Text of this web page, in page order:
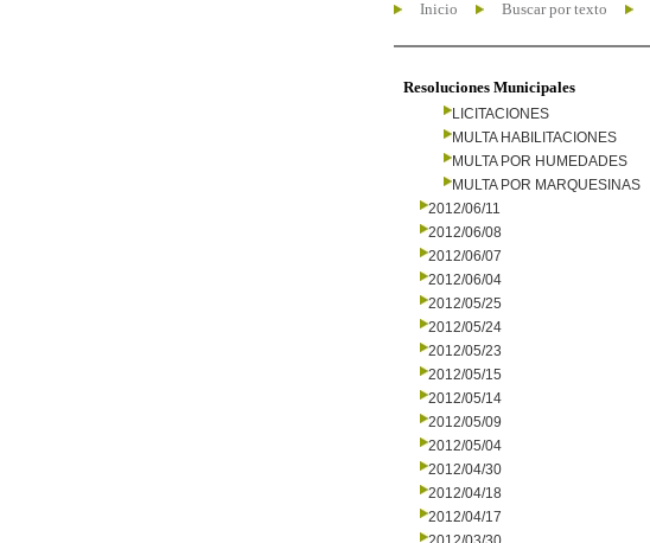
Inicio Buscar por texto
Resoluciones Municipales
LICITACIONES
MULTA HABILITACIONES
MULTA POR HUMEDADES
MULTA POR MARQUESINAS
2012/06/11
2012/06/08
2012/06/07
2012/06/04
2012/05/25
2012/05/24
2012/05/23
2012/05/15
2012/05/14
2012/05/09
2012/05/04
2012/04/30
2012/04/18
2012/04/17